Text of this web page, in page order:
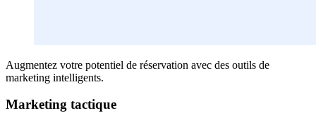
Augmentez votre potentiel de réservation avec des outils de
marketing intelligents.
Marketing tactique